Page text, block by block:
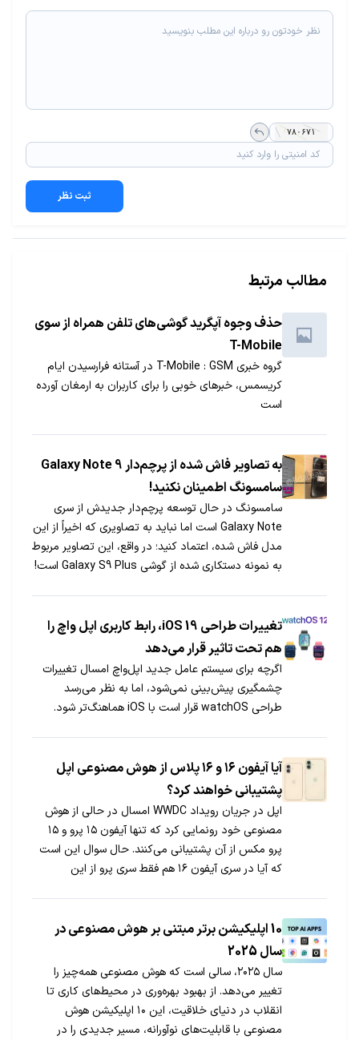
ثبت نظر
مطالب مرتبط
حذف وجوه آپگرید گوشی‌های تلفن همراه از سوی
T-Mobile
گروه خبری GSM :‏ T-Mobile در آستانه فرارسیدن ایام
کریسمس، خبرهای خوبی را برای کاربران به ارمغان آورده
است
به تصاویر فاش شده از پرچم‌دار Galaxy Note 9
سامسونگ اطمینان نکنید!
سامسونگ در حال توسعه پرچم‌دار جدیدش از سری
Galaxy Note است اما نباید به تصاویری که اخیراً از این
مدل فاش شده، اعتماد کنید؛ در واقع، این تصاویر مربوط
به نمونه دستکاری شده از گوشی Galaxy S9 Plus است!
تغییرات طراحی iOS 19، رابط کاربری اپل واچ را
هم تحت تاثیر قرار می‌دهد
اگرچه برای سیستم عامل جدید اپل‌واچ امسال تغییرات
چشمگیری پیش‌بینی نمی‌شود، اما به نظر می‌رسد
طراحی watchOS قرار است با iOS هماهنگ‌تر شود.
آیا آیفون ۱۶ و ۱۶ پلاس از هوش مصنوعی اپل
پشتیبانی خواهند کرد؟
اپل در جریان رویداد WWDC امسال در حالی از هوش
مصنوعی خود رونمایی کرد که تنها آیفون ۱۵ پرو و ۱۵
پرو مکس از آن پشتیبانی می‌کنند. حال سوال این است
که آیا در سری آیفون ۱۶ هم فقط سری پرو از این
10 اپلیکیشن برتر مبتنی بر هوش مصنوعی در
سال 2025
سال ۲۰۲۵، سالی است که هوش مصنوعی همه‌چیز را
تغییر می‌دهد. از بهبود بهره‌وری در محیط‌های کاری تا
انقلاب در دنیای خلاقیت، این ۱۰ اپلیکیشن هوش
مصنوعی با قابلیت‌های نوآورانه، مسیر جدیدی را در